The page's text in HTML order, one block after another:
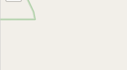
Siêu Thị Điện Máy Nội